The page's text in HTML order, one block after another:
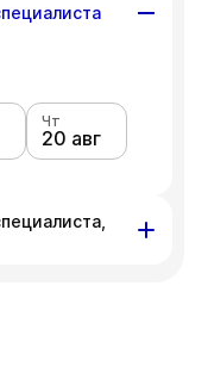
Чт
20 авг